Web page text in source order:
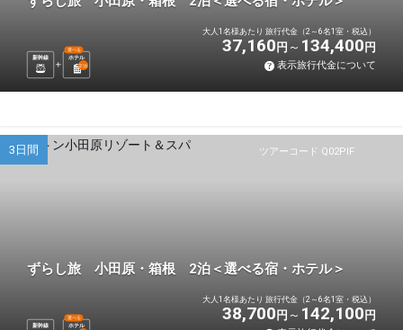
新幹線 ホテル
選べる
2泊
大人1名様あたり 旅行代金（2～6名1室・税込）
37,160 円 134,400 円
表示旅行代金について
ツアーコード Q02PIF
3日間
ずらし旅 小田原・箱根 2泊＜選べる宿・ホテル＞
新幹線 ホテル
選べる
大人1名様あたり 旅行代金（2～6名1室・税込）
38,700 円 142,100 円